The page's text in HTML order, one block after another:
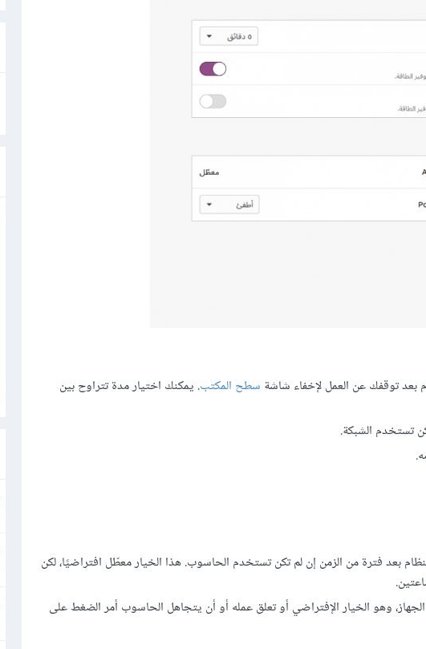
بعد توقفك عن العمل لإخفاء شاشة سطح المكتب. يمكنك اختيار مدة تتراوح بين
تستخدم الشبكة.
بعد فترة من الزمن إن لم تكن تستخدم الحاسوب. هذا الخيار معطّل افتراضيًا، لكن
وهو الخيار اﻹفتراضي أو تعلق عمله أو أن يتجاهل الحاسوب أمر الضغط على